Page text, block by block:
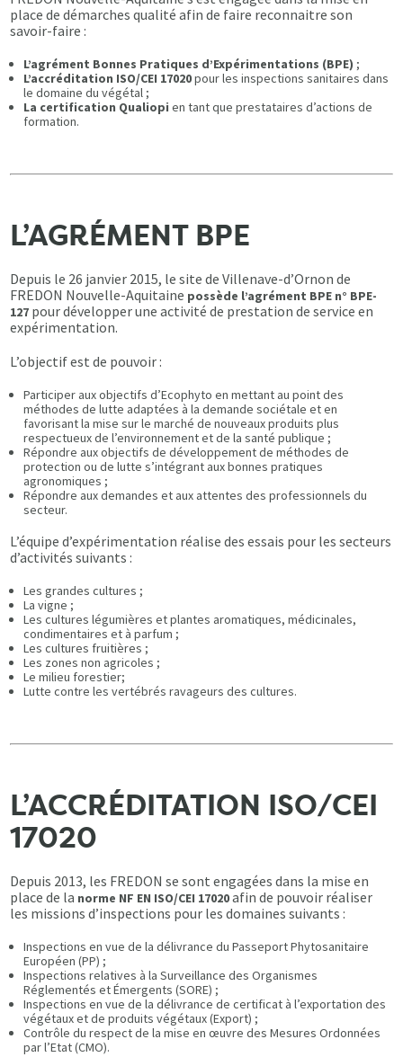
place de démarches qualité afin de faire reconnaitre son
savoir-faire :
L’agrément Bonnes Pratiques d’Expérimentations (BPE) ;
L’accréditation ISO/CEI 17020pour les inspections sanitaires dans
le domaine du végétal ;
La certification Qualiopi en tant que prestataires d’actions de
formation.
L’AGRÉMENT BPE
Depuis le 26 janvier 2015, le site de Villenave-d’Ornon de
FREDON Nouvelle-Aquitaine possède l’agrément BPE n° BPE-
127 pour développer une activité de prestation de service en
expérimentation.
L’objectif est de pouvoir :
Participer aux objectifs d’Ecophyto en mettant au point des
méthodes de lutte adaptées à la demande sociétale et en
favorisant la mise sur le marché de nouveaux produits plus
respectueux de l’environnement et de la santé publique ;
Répondre aux objectifs de développement de méthodes de
protection ou de lutte s’intégrant aux bonnes pratiques
agronomiques ;
Répondre aux demandes et aux attentes des professionnels du
secteur.
L’équipe d’expérimentation réalise des essais pour les secteurs
d’activités suivants :
Les grandes cultures ;
La vigne ;
Les cultures légumières et plantes aromatiques, médicinales,
condimentaires et à parfum ;
Les cultures fruitières ;
Les zones non agricoles ;
Le milieu forestier;
Lutte contre les vertébrés ravageurs des cultures.
L’ACCRÉDITATION ISO/CEI
17020
Depuis 2013, les FREDON se sont engagées dans la mise en
place de la norme NF EN ISO/CEI 17020afin de pouvoir réaliser
les missions d’inspections pour les domaines suivants :
Inspections en vue de la délivrance du Passeport Phytosanitaire
Européen (PP) ;
Inspections relatives à la Surveillance des Organismes
Réglementés et Émergents (SORE) ;
Inspections en vue de la délivrance de certificat à l’exportation des
végétaux et de produits végétaux (Export) ;
Contrôle du respect de la mise en œuvre des Mesures Ordonnées
par l’Etat (CMO).